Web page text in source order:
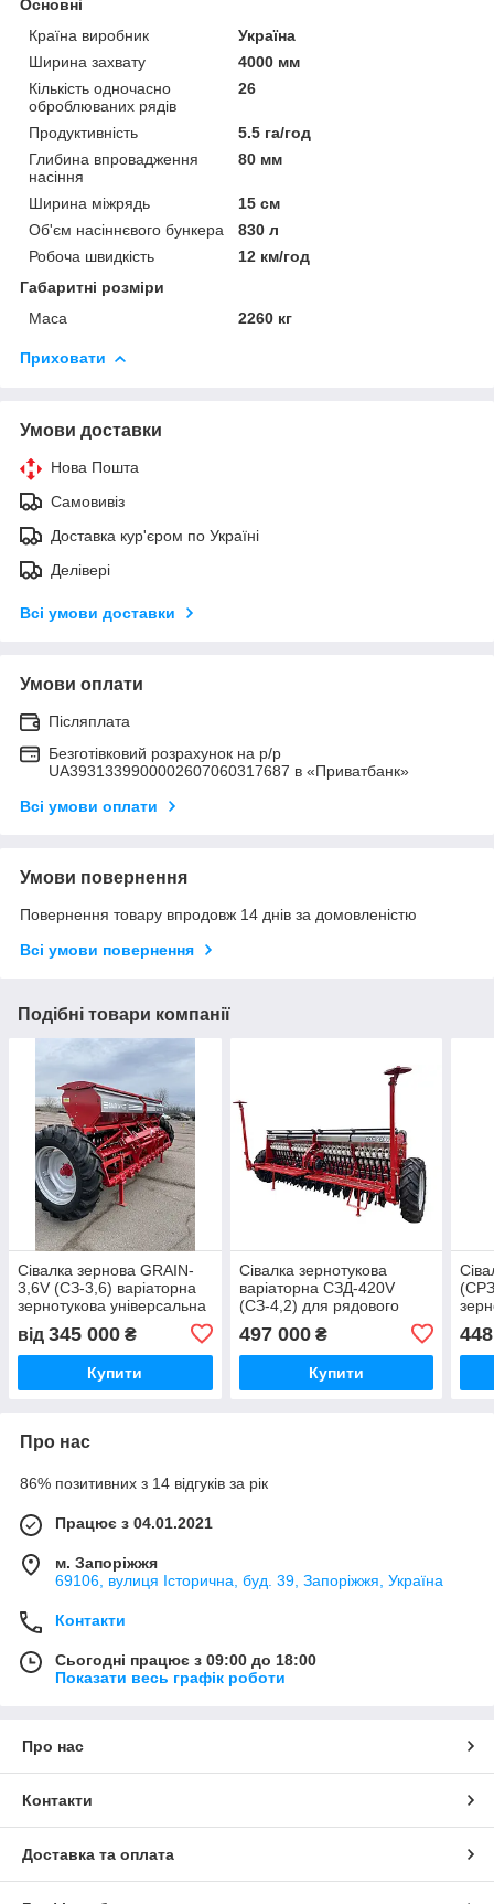
Основні
Країна виробник
Україна
Ширина захвату
4000 мм
Кількість одночасно
оброблюваних рядів
26
Продуктивність
5.5 га/год
Глибина впровадження
насіння
80 мм
Ширина міжрядь
15 см
Об'єм насіннєвого бункера
830 л
Робоча швидкість
12 км/год
Габаритні розміри
Маса
2260 кг
Приховати
Умови доставки
Нова Пошта
Самовивіз
Доставка кур'єром по Україні
Делівері
Всі умови доставки
Умови оплати
Післяплата
Безготівковий розрахунок на р/р
UA3931339900002607060317687 в «Приватбанк»
Всі умови оплати
Умови повернення
Повернення товару впродовж 14 днів за домовленістю
Всі умови повернення
Подібні товари компанії
Сівалка зернова GRAIN-
3,6V (СЗ-3,6) варіаторна
зернотукова універсальна
від 345 000 ₴
Купити
Сівалка зернотукова
варіаторна СЗД-420V
(СЗ-4,2) для рядового
зернобобових і дрібного
насіння
497 000₴
Купити
Про нас
86% позитивних з 14 відгуків за рік
Працює з 04.01.2021
м. Запоріжжя
69106, вулиця Історична, буд. 39, Запоріжжя, Україна
Контакти
Сьогодні працює з 09:00 до 18:00
Показати весь графік роботи
Про нас
Контакти
Доставка та оплата